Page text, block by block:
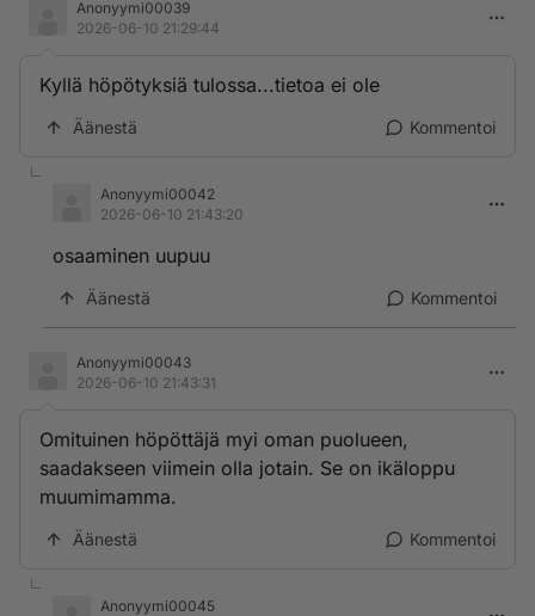
Anonyymi00039
2026-06-10 21:29:44
Kyllä höpötyksiä tulossa...tietoa ei ole
Äänestä Kommentoi
Anonyymi00042
2026-06-10 21:43:20
osaaminen uupuu
Äänestä Kommentoi
Anonyymi00043
2026-06-10 21:43:31
Omituinen höpöttäjä myi oman puolueen,
saadakseen viimein olla jotain. Se on ikäloppu
muumimamma.
Äänestä Kommentoi
Anonyymi00045